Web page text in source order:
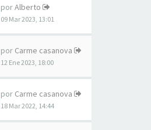
porAlberto
09 Mar 2023, 13:01
por Carme casanova
12 Ene 2023, 18:00
por Carme casanova
18 Mar 2022, 14:44